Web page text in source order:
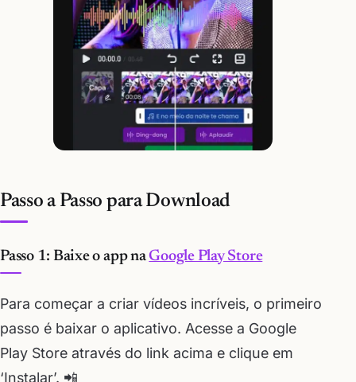
Passo a Passo para Download
Passo 1: Baixe o app naGoogle Play Store
Para começar a criar vídeos incríveis, o primeiro
passo é baixar o aplicativo. Acesse a Google
Play Store através do link acima e clique em
‘Instalar’. 📲